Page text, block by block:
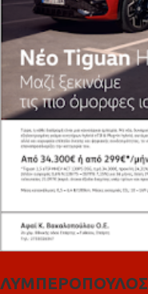
ΛΥΜΠΕΡΟΠΟΥΛΟΣ